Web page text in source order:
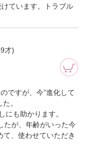
ています。トラブル
才)
ですが、今”進化して
。
にも助かります。
たが、年齢がいった今
て、使わせていただき